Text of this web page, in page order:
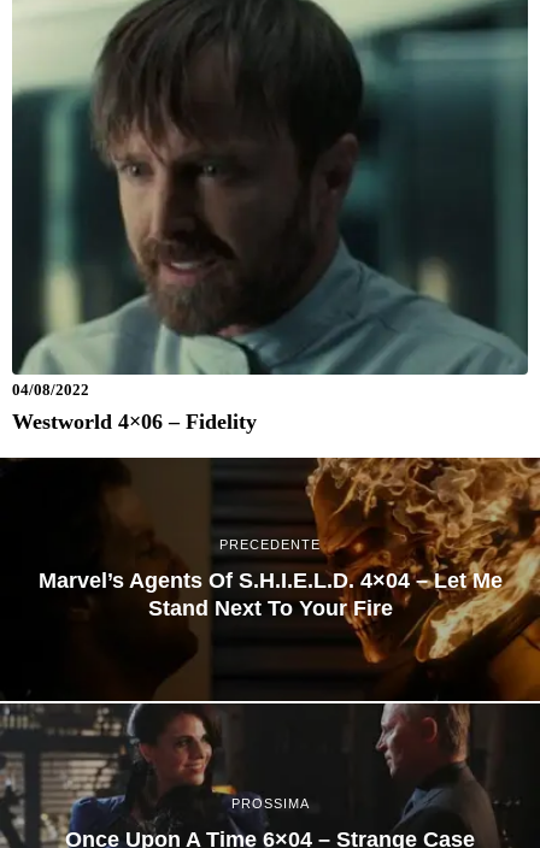
04/08/2022
Westworld 4×06 – Fidelity
PRECEDENTE
Marvel’s Agents Of S.H.I.E.L.D. 4×04 – Let Me
Stand Next To Your Fire
PROSSIMA
Once Upon A Time 6×04 – Strange Case